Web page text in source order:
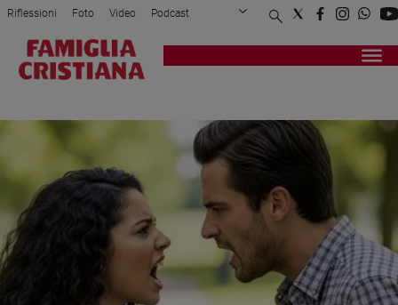
Attualità
Economia
Legalità
e
Riflessioni Foto Video Podcast
Privacy Policy Chi siamo
Registrati Redazione